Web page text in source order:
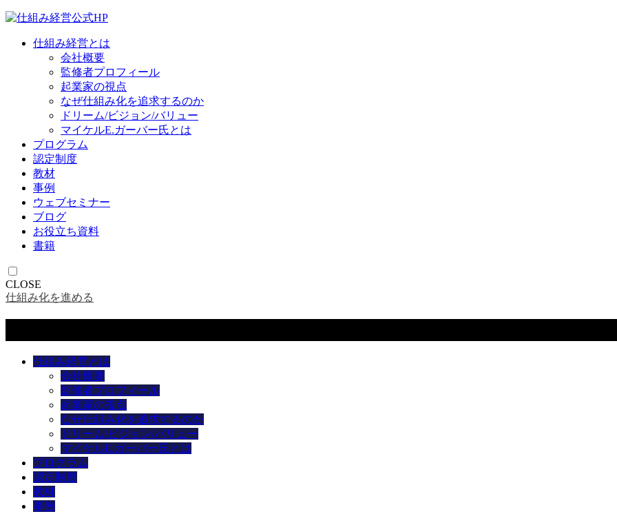
仕組み経営とは
会社概要
監修者プロフィール
起業家の視点
なぜ仕組み化を追求するのか
ドリーム/ビジョン/バリュー
マイケルE.ガーバー氏とは
プログラム
認定制度
教材
事例
ウェブセミナー
ブログ
お役立ち資料
書籍
CLOSE
仕組み化を進める
仕組み経営とは
会社概要
監修者プロフィール
起業家の視点
なぜ仕組み化を追求するのか
ドリーム/ビジョン/バリュー
マイケルE.ガーバー氏とは
プログラム
認定制度
教材
事例